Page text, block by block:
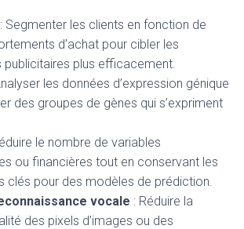
: Segmenter les clients en fonction de
d’achat pour cibler les
publicitaires plus efficacement.
les données d’expression génique
des groupes de gènes qui s’expriment
le nombre de variables
ou financières tout en conservant les
clés pour des modèles de prédiction.
vocale : Réduire la
des pixels d’images ou des